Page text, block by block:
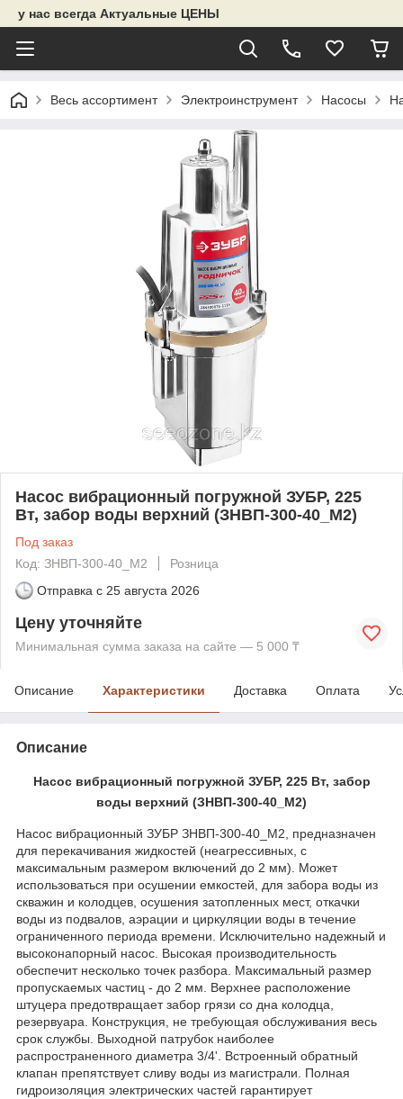
у нас всегда Актуальные ЦЕНЫ
Весь ассортимент Электроинструмент Насосы
Насос вибрационный погружной ЗУБР, 225
Вт, забор воды верхний (ЗНВП-300-40_М2)
Под заказ
Код: ЗНВП-300-40_М2
Розница
Отправка с 25 августа 2026
Цену уточняйте
Минимальная сумма заказа на сайте — 5 000 ₸
Описание Характеристики Доставка Оплата
Описание
Насос вибрационный погружной ЗУБР, 225 Вт, забор
воды верхний (ЗНВП-300-40_М2)
Насос вибрационный ЗУБР ЗНВП-300-40_М2, предназначен
для перекачивания жидкостей (неагрессивных, с
максимальным размером включений до 2 мм). Может
использоваться при осушении емкостей, для забора воды из
скважин и колодцев, осушения затопленных мест, откачки
воды из подвалов, аэрации и циркуляции воды в течение
ограниченного периода времени. Исключительно надежный и
высоконапорный насос. Высокая производительность
обеспечит несколько точек разбора. Максимальный размер
пропускаемых частиц - до 2 мм. Верхнее расположение
штуцера предотвращает забор грязи со дна колодца,
резервуара. Конструкция, не требующая обслуживания весь
срок службы. Выходной патрубок наиболее
распространенного диаметра 3/4'. Встроенный обратный
клапан препятствует сливу воды из магистрали. Полная
гидроизоляция электрических частей гарантирует